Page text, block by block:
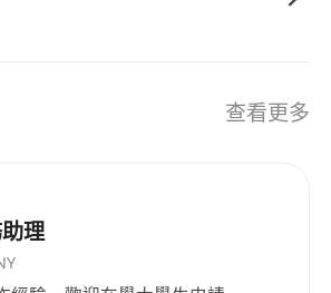
查看更多
理